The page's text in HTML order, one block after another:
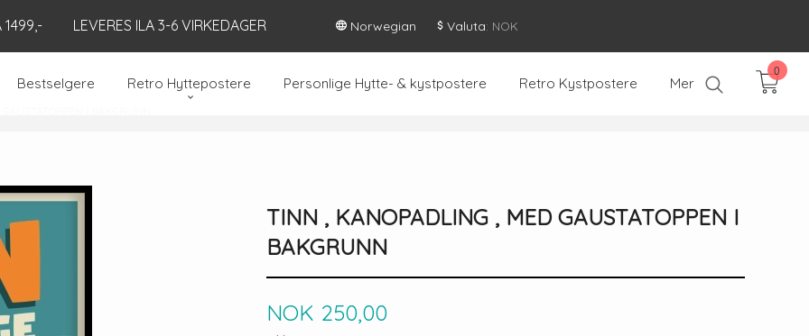
1499,- LEVERES ILA 3-6 VIRKEDAGER Norwegian Valuta: NOK
Bestselgere Retro Hyttepostere Personlige Hytte- & kystpostere Retro Kystpostere Mer
0
TINN , KANOPADLING , MED GAUSTATOPPEN I
BAKGRUNN
Pris
NOK 250,00